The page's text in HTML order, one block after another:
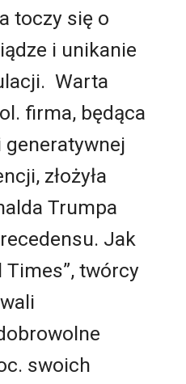
toczy się o
i unikanie
Warta
firma, będąca
złożyła
Trumpa
Jak
Times”, twórcy
swoich